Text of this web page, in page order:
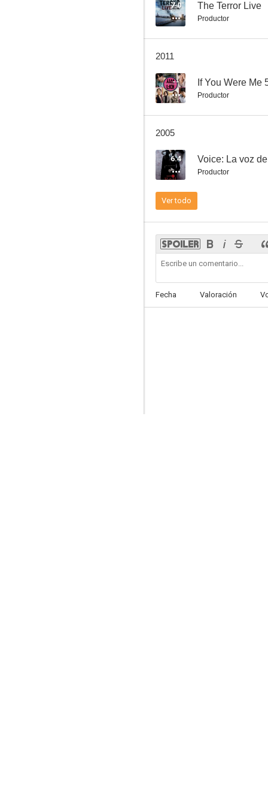
7.0 The Terror Live
Productor
2011
-- If You Were Me
Productor
2005
6.4 Voice: La voz
Productor
Ver todo
Fecha Valoración